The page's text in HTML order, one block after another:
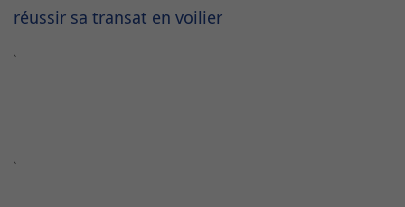
réussir sa transat en voilier
`
`